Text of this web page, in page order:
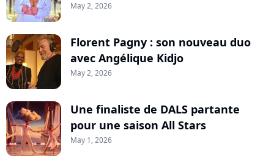
May 2, 2026
Florent Pagny : son nouveau duo
avec Angélique Kidjo
May 2, 2026
Une finaliste de DALS partante
pour une saison All Stars
May 1, 2026